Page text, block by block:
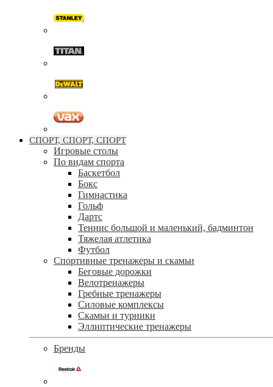
СПОРТ, СПОРТ, СПОРТ
Игровые столы
По видам спорта
Баскетбол
Бокс
Гимнастика
Гольф
Дартс
Теннис большой и маленький, бадминтон
Тяжелая атлетика
Футбол
Спортивные тренажеры и скамьи
Беговые дорожки
Велотренажеры
Гребные тренажеры
Силовые комплексы
Скамьи и турники
Эллиптические тренажеры
Бренды